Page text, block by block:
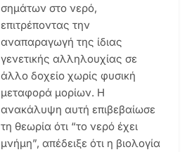
σημάτων στο νερό,
επιτρέποντας την
αναπαραγωγή της ίδιας
γενετικής αλληλουχίας σε
άλλο δοχείο χωρίς φυσική
μεταφορά μορίων. Η
ανακάλυψη αυτή επιβεβαίωσε
τη θεωρία ότι “το νερό έχει
μνήμη”, απέδειξε ότι η βιολογία